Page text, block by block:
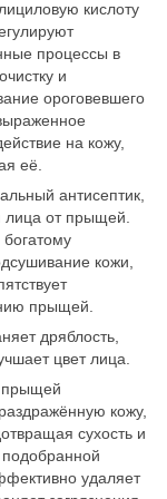
кислоту
процессы в
и
ороговевшего
на кожу,
её.
антисептик,
лица от прыщей.
кожи,
прыщей.
дряблость,
цвет лица.
прыщей
кожу,
сухость и
удаляет